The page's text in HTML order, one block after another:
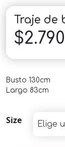
Traje de
$2.790
Busto 130cm
Largo 83cm
Size